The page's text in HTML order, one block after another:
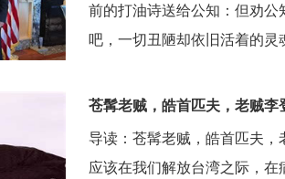
前的打油诗送给公知：但劝
吧，一切丑陋却依旧活着的灵
苍髯老贼，皓首匹夫，老贼李
导读：苍髯老贼，皓首匹夫
应该在我们解放台湾之际，在